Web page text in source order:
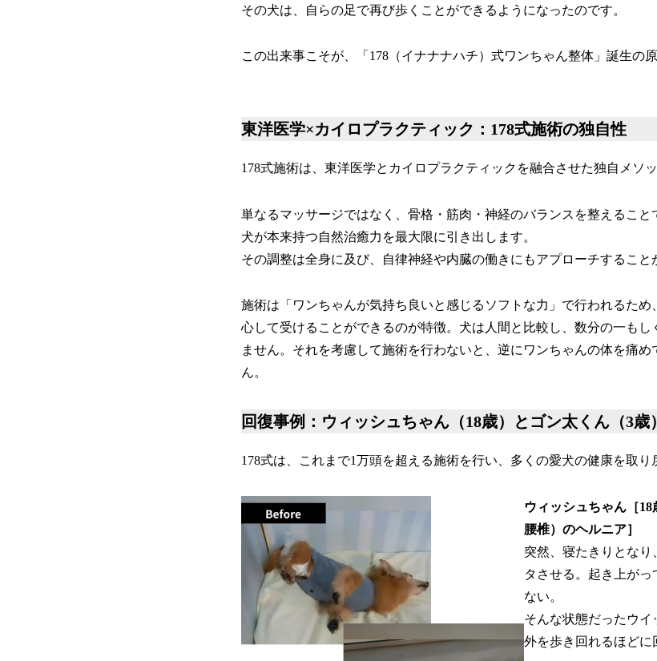
その犬は、自らの足で再び歩くことができるようになったのです。
この出来事こそが、「178（イナナナハチ）式ワンちゃん整体」誕生の原
東洋医学×カイロプラクティック：178式施術の独自性
178式施術は、東洋医学とカイロプラクティックを融合させた独自メソッ
単なるマッサージではなく、骨格・筋肉・神経のバランスを整えるこ
犬が本来持つ自然治癒力を最大限に引き出します。
その調整は全身に及び、自律神経や内臓の働きにもアプローチすること
施術は「ワンちゃんが気持ち良いと感じるソフトな力」で行われるた
心して受けることができるのが特徴。犬は人間と比較し、数分の一もし
ません。それを考慮して施術を行わないと、逆にワンちゃんの体を痛
ん。
回復事例：ウィッシュちゃん（18歳）とゴン太くん（3歳）
178式は、これまで1万頭を超える施術を行い、多くの愛犬の健康を取り
ウィッシュちゃん［
腰椎）のヘルニア］
突然、寝たきりとな
タさせる。起き上が
ない。
そんな状態だったウ
外を歩き回れるほどに